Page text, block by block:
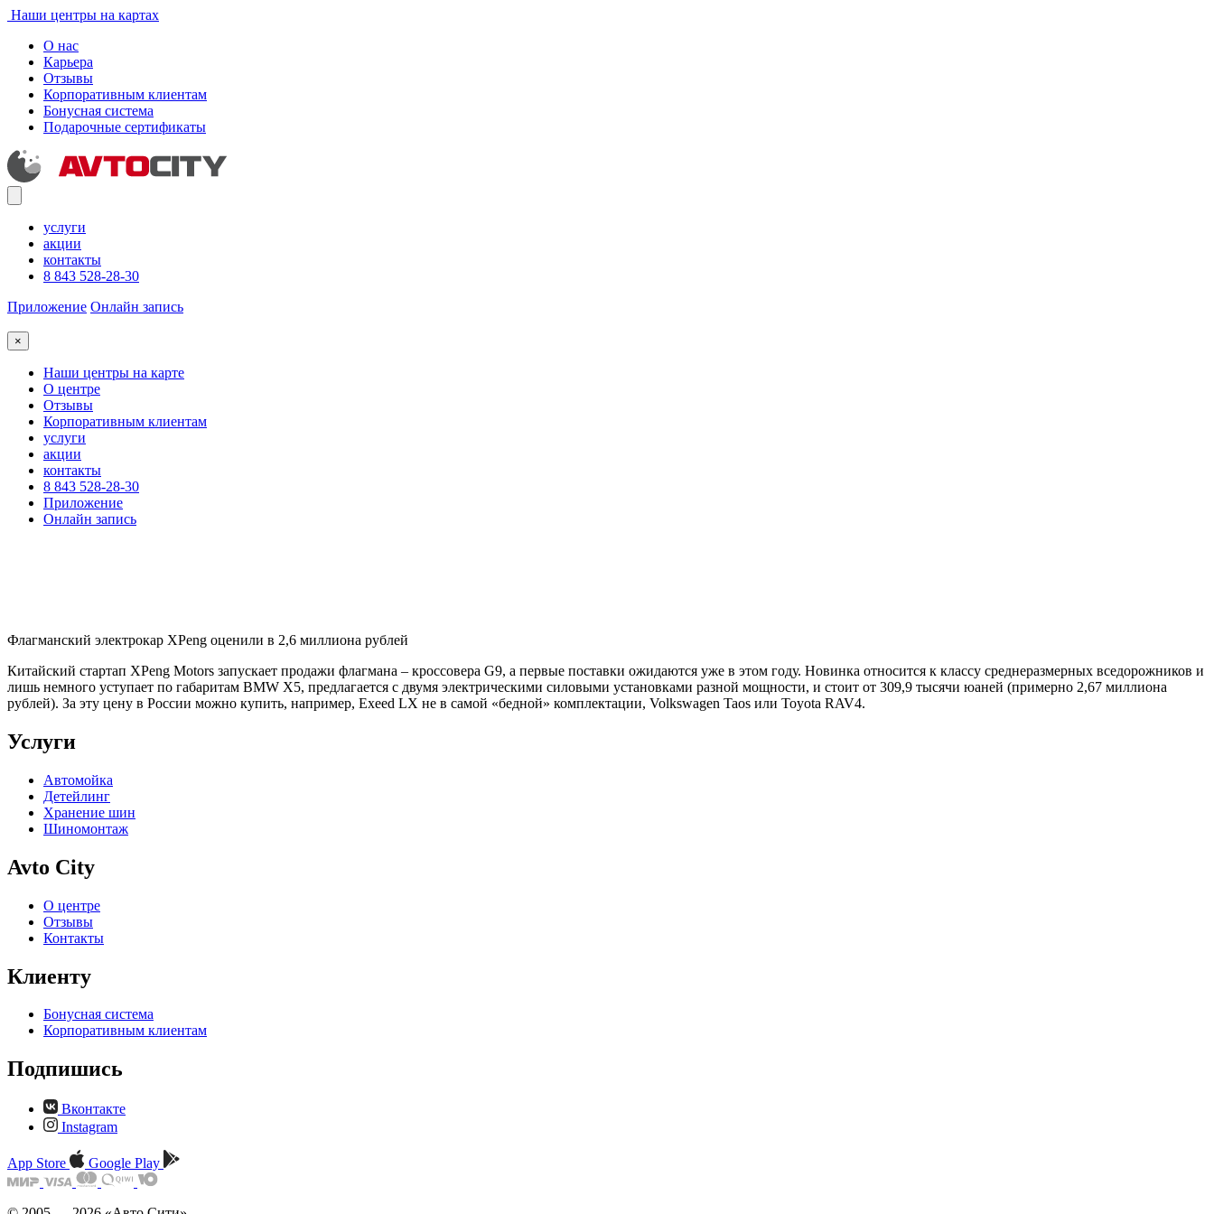
Наши центры на картах
О нас
Карьера
Отзывы
Корпоративным клиентам
Бонусная система
Подарочные сертификаты
услуги
акции
контакты
8 843 528-28-30
Приложение Онлайн запись
×
Наши центры на карте
О центре
Отзывы
Корпоративным клиентам
услуги
акции
контакты
8 843 528-28-30
Приложение
Онлайн запись
Флагманский электрокар XPeng оценили в 2,6 миллиона рублей
Китайский стартап XPeng Motors запускает продажи флагмана – кроссовера G9, а первые поставки ожидаются уже в этом году. Новинка относится к классу среднеразмерных вседорожников и
лишь немного уступает по габаритам BMW X5, предлагается с двумя электрическими силовыми установками разной мощности, и стоит от 309,9 тысячи юаней (примерно 2,67 миллиона
рублей). За эту цену в России можно купить, например, Exeed LX не в самой «бедной» комплектации, Volkswagen Taos или Toyota RAV4.
Услуги
Автомойка
Детейлинг
Хранение шин
Шиномонтаж
Avto City
О центре
Отзывы
Контакты
Клиенту
Бонусная система
Корпоративным клиентам
Подпишись
Вконтакте
Instagram
App Store Google Play